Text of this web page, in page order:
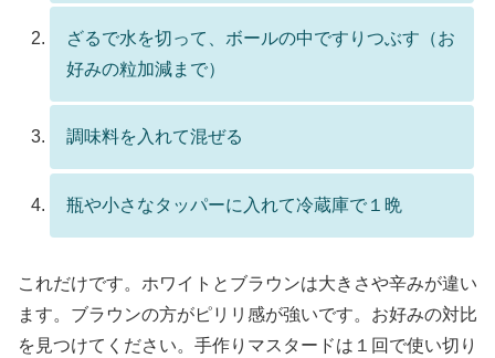
ざるで水を切って、ボールの中ですりつぶす（お
好みの粒加減まで）
調味料を入れて混ぜる
瓶や小さなタッパーに入れて冷蔵庫で１晩
これだけです。ホワイトとブラウンは大きさや辛みが違い
ます。ブラウンの方がピリリ感が強いです。お好みの対比
を見つけてください。手作りマスタードは１回で使い切り